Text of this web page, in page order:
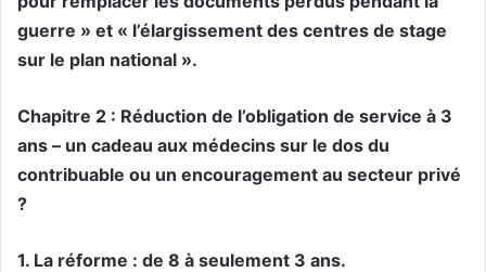
guerre » et « l’élargissement des centres de stage
sur le plan national ».
Chapitre 2 : Réduction de l’obligation de service à 3
ans – un cadeau aux médecins sur le dos du
contribuable ou un encouragement au secteur privé
?
1. La réforme : de 8 à seulement 3 ans.